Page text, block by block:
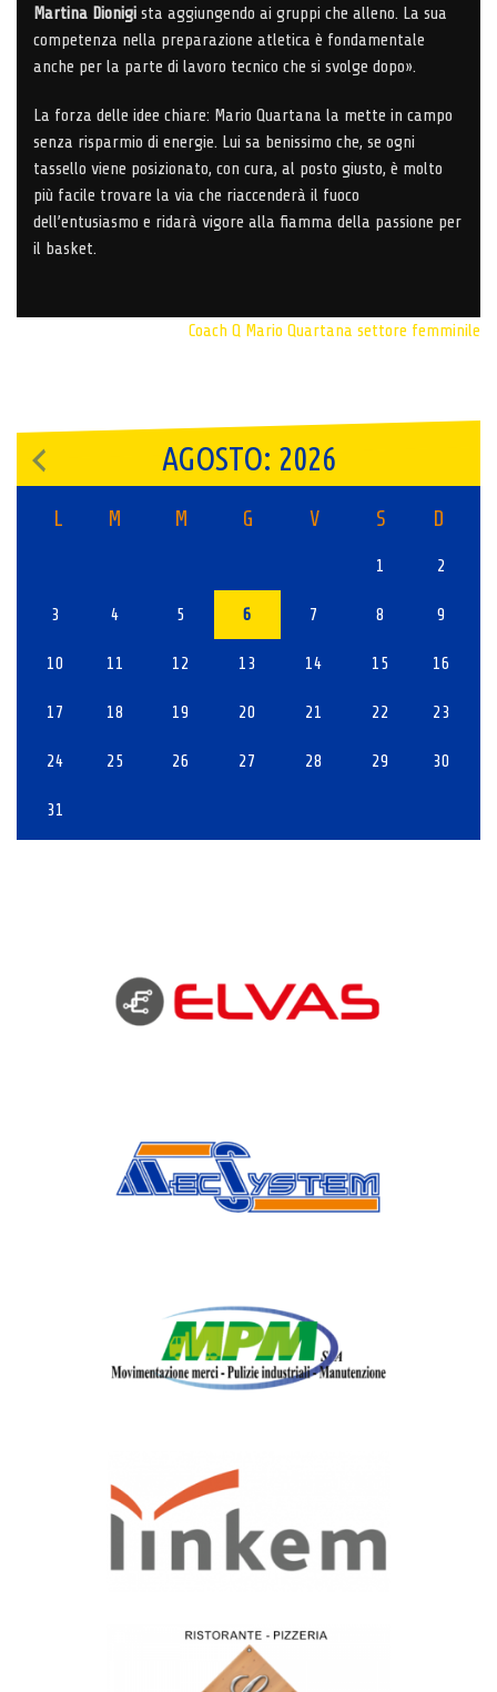
Martina Dionigi sta aggiungendo ai gruppi che alleno. La sua
competenza nella preparazione atletica è fondamentale
anche per la parte di lavoro tecnico che si svolge dopo».
La forza delle idee chiare: Mario Quartana la mette in campo
senza risparmio di energie. Lui sa benissimo che, se ogni
tassello viene posizionato, con cura, al posto giusto, è molto
più facile trovare la via che riaccenderà il fuoco
dell’entusiasmo e ridarà vigore alla fiamma della passione per
il basket.
Coach Q Mario Quartana settore femminile
AGOSTO: 2026
L M M G V S D
1 2
3 4 5 6 7 8 9
10 11 12 13 14 15 16
17 18 19 20 21 22 23
24 25 26 27 28 29 30
31